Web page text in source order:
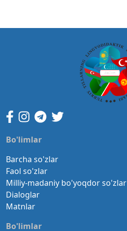
Bo'limlar
Barcha so'zlar
Faol so'zlar
Milliy-madaniy bo'yoqdor so'zlar
Dialoglar
Matnlar
Bo'limlar